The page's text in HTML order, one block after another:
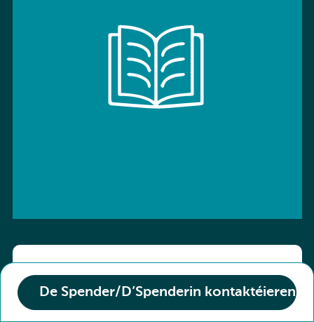
De Spender/D’Spenderin kontaktéieren
ISBN: 9783766136800